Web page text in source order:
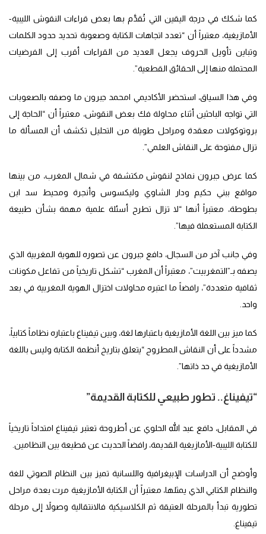
كما شكك في درجة اليقين التي تُقدَّم بها بعض قراءات النقوش الليبية-
الأمازيغية، معتبراً أن “تعدد اتجاهات الكتابة وصعوبة تحديد حدود الكلمات
وتباين تأويل الحروف يجعل العديد من القراءات أقرب إلى الفرضيات
المحتملة منها إلى الحقائق القطعية”.
وفي هذا السياق، استحضر الأكاديمي امحمد جبرون ما وصفه بالصعوبات
التي تواجه الباحثين أثناء محاولة فك بعض النقوش، معتبراً أن “الحاجة إلى
بروتوكولات معقدة ومراحل طويلة من التحليل تكشف أن المسألة ما
تزال مفتوحة على النقاش العلمي”.
كما عرض جبرون نماذج لنقوش مكتشفة في شمال المغرب، من بينها
مواقع ببني حكيم ودار الشاوي وليكسوس وأنجرة ومحيط سد ابن
بطوطة، معتبراً أنها “لا تزال تطرح أسئلة علمية مهمة بشأن طبيعة
الكتابة المستعملة فيها”.
وفي جانب آخر من السجال، دافع جبرون عن تصوره للهوية المغربية الذي
يصفه بـ”التمغربيت”، معتبراً أن المغرب “تشكل تاريخياً من تفاعل مكونات
ثقافية متعددة”، رافضاً ما اعتبره محاولات اختزال الهوية المغربية في بعد
واحد.
كما ميز بين اللغة الأمازيغية باعتبارها لغة، وبين تيفيناغ باعتباره نظاماً كتابياً،
مشدداً على أن النقاش المطروح “يتعلق بتاريخ أنظمة الكتابة وليس باللغة
الأمازيغية في حد ذاتها”.
“تيفيناغ.. تطور طبيعي للكتابة القديمة”
في المقابل، دافع عبد الله الحلوي عن أطروحة تعتبر تيفيناغ امتداداً تاريخياً
للكتابة الليبية-الأمازيغية القديمة، رافضاً الحديث عن قطيعة بين النظامين.
وأوضح أن الدراسات الإبيغرافية واللسانية تميز بين النظام الصوتي للغة
والنظام الكتابي الذي يمثلها، معتبراً أن الكتابة الأمازيغية مرت بعدة مراحل
تطورية تبدأ بالمرحلة العتيقة ثم الكلاسيكية فالانتقالية وصولاً إلى مرحلة
تيفيناغ.